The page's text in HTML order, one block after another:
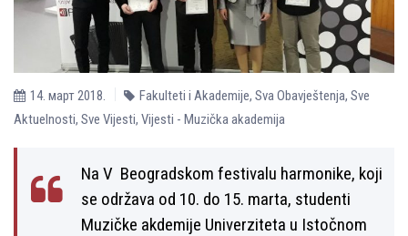
14. март 2018. Fakulteti i Akademije, Sva Obavještenja, Sve
Aktuelnosti, Sve Vijesti, Vijesti - Muzička akademija
Na V Beogradskom festivalu harmonike, koji
se održava od 10. do 15. marta, studenti
Muzičke akdemije Univerziteta u Istočnom